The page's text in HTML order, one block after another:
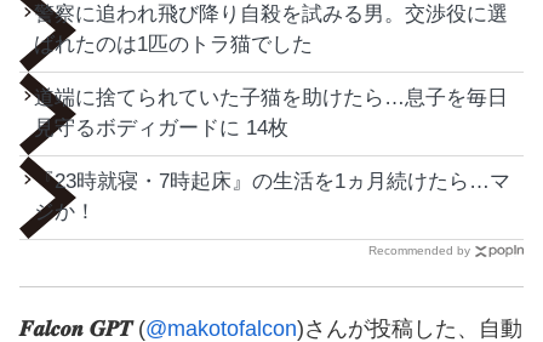
警察に追われ飛び降り自殺を試みる男。交渉役に選
ばれたのは1匹のトラ猫でした
道端に捨てられていた子猫を助けたら…息子を毎日
見守るボディガードに 14枚
『23時就寝・7時起床』の生活を1ヵ月続けたら…マ
ジか！
Recommended by
𝑭𝒂𝒍𝒄𝒐𝒏 𝑮𝑷𝑻(@makotofalcon)さんが投稿した、自動